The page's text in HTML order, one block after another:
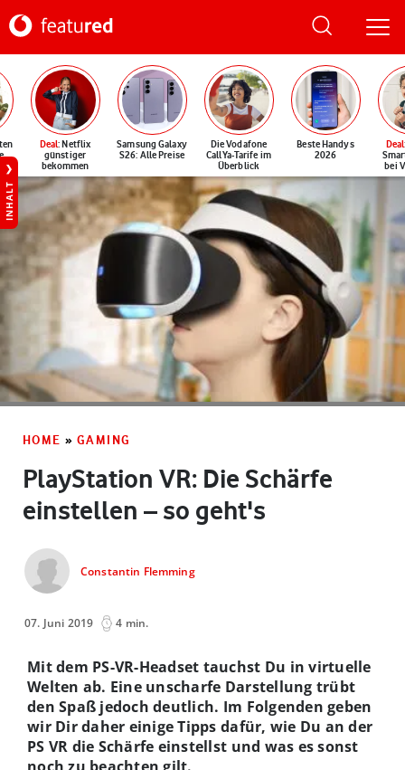
Deal: Netflix
günstiger
bekommen
Samsung Galaxy
S26: Alle Preise
Die Vodafone
CallYa-Tarife im
Überblick
Beste Handys
2026
Deal
bei
INHALT
HOME » GAMING
PlayStation VR: Die Schärfe
einstellen – so geht's
Constantin Flemming
07. Juni 2019 4 min.
Mit dem PS-VR-Headset tauchst Du in virtuelle
Welten ab. Eine unscharfe Darstellung trübt
den Spaß jedoch deutlich. Im Folgenden geben
wir Dir daher einige Tipps dafür, wie Du an der
PS VR die Schärfe einstellst und was es sonst
noch zu beachten gilt.